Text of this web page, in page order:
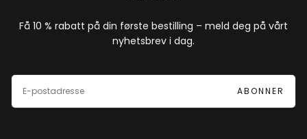
Få 10 % rabatt på din første bestilling – meld deg på vårt
nyhetsbrev i dag.
E-
POST
ABONNER